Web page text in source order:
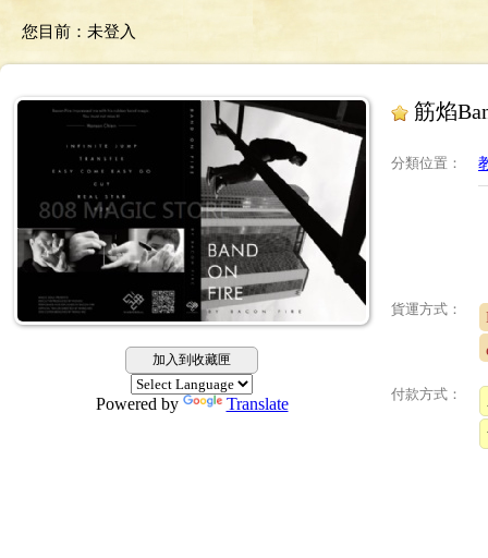
您目前： 未登入
加入到收藏匣
Powered by Translate
筋焰
分類位置 ：
貨運方式：
付款方式：